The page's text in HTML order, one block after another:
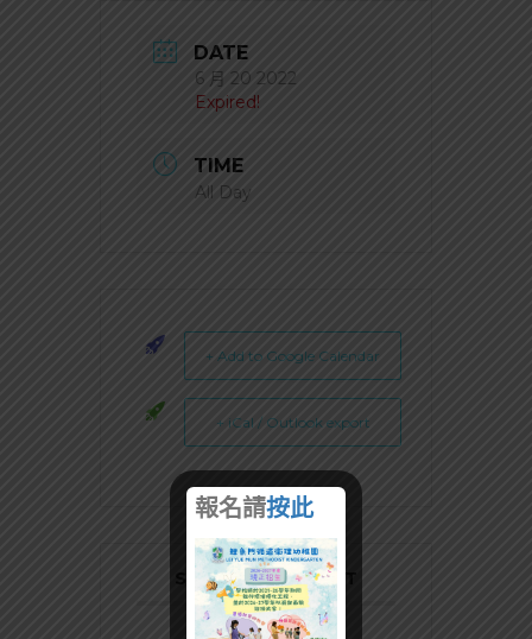
DATE
6 月 20 2022
Expired!
TIME
All Day
+ Add to Google Calendar
+ iCal / Outlook export
SHARE THIS EVENT
報名請按此